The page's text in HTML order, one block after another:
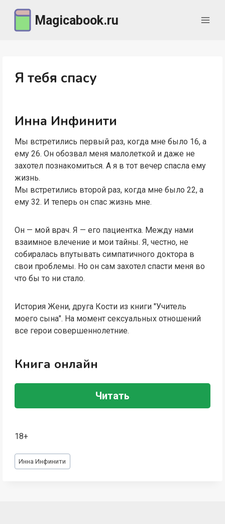
содержимому
Magicabook.ru
Я тебя спасу
Инна Инфинити
Мы встретились первый раз, когда мне было 16, а
ему 26. Он обозвал меня малолеткой и даже не
захотел познакомиться. А я в тот вечер спасла ему
жизнь.
Мы встретились второй раз, когда мне было 22, а
ему 32. И теперь он спас жизнь мне.
Он — мой врач. Я — его пациентка. Между нами
взаимное влечение и мои тайны. Я, честно, не
собиралась впутывать симпатичного доктора в
свои проблемы. Но он сам захотел спасти меня во
что бы то ни стало.
История Жени, друга Кости из книги "Учитель
моего сына". На момент сексуальных отношений
все герои совершеннолетние.
Книга онлайн
Читать
18+
Метки
записи:
Инна Инфинити